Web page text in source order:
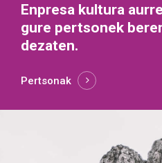
Enpresa kultura
gure pertsonek
dezaten.
Pertsonak